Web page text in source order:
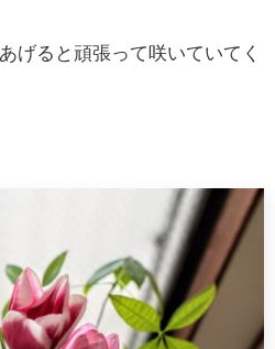
げると頑張って咲いていてく